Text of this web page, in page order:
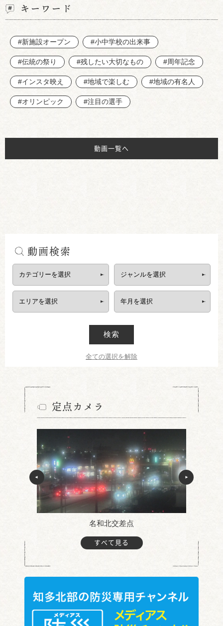
キーワード
#新施設オープン #小中学校の出来事
#伝統の祭り #残したい大切なもの #周年記念
#インスタ映え #地域で楽しむ #地域の有名人
#オリンピック #注目の選手
動画一覧へ
動画検索
検索
全ての選択を解除
定点カメラ
名和北交差点
すべて見る